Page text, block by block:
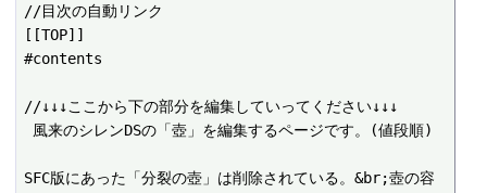
//目次の自動リンク
[[TOP]]
#contents
//↓↓↓ここから下の部分を編集していってください↓↓↓
SFC版にあった「分裂の壺」は削除されている。&br;壺の容